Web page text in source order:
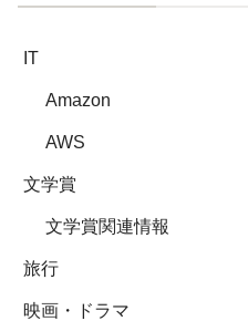
IT
Amazon
AWS
文学賞
文学賞関連情報
旅行
映画・ドラマ